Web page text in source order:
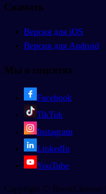
Скачать
Версия для iOS
Версия для Android
Мы в соцсетях
Facebook
TikTok
Instagram
LinkedIn
YouTube
Copyright © BoostChinese |